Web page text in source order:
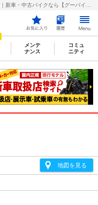
メンテ
ナンス
コミュ
ニティ
地図を見る